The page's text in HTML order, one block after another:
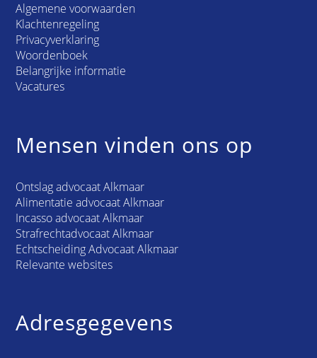
Algemene voorwaarden
Klachtenregeling
Privacyverklaring
Woordenboek
Belangrijke informatie
Vacatures
Mensen vinden ons op
Ontslag advocaat Alkmaar
Alimentatie advocaat Alkmaar
Incasso advocaat Alkmaar
Strafrechtadvocaat Alkmaar
Echtscheiding Advocaat Alkmaar
Relevante websites
Adresgegevens